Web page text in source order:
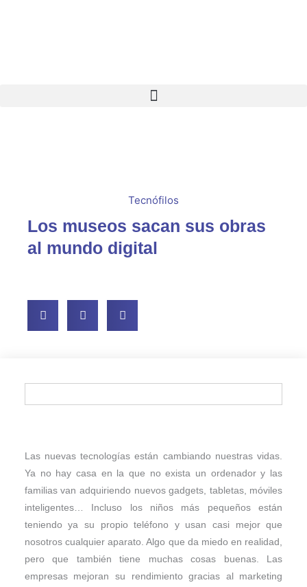
Tecnófilos
Los museos sacan sus obras
al mundo digital
Las nuevas tecnologías están cambiando nuestras vidas.
Ya no hay casa en la que no exista un ordenador y las
familias van adquiriendo nuevos gadgets, tabletas, móviles
inteligentes… Incluso los niños más pequeños están
teniendo ya su propio teléfono y usan casi mejor que
nosotros cualquier aparato. Algo que da miedo en realidad,
pero que también tiene muchas cosas buenas. Las
empresas mejoran su rendimiento gracias al marketing